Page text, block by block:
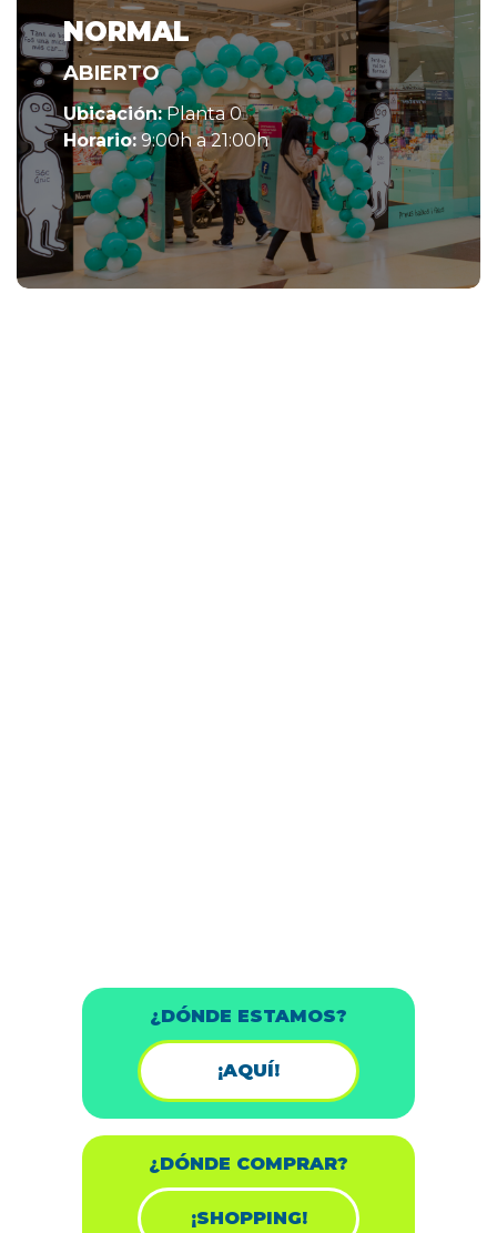
NORMAL
ABIERTO
Ubicación:Planta 0
Horario: 9:00h a 21:00h
¿DÓNDE ESTAMOS?
¡AQUÍ!
¿DÓNDE COMPRAR?
¡SHOPPING!